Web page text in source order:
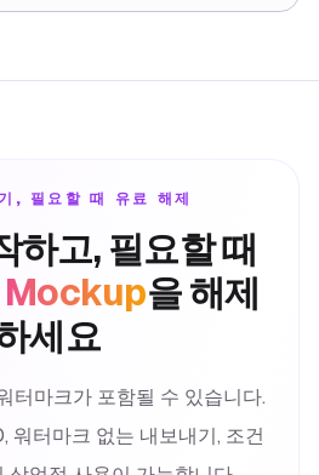
, 필요할 때 유료 해제
하고, 필요할 때
Mockup을 해제
세요
터마크가 포함될 수 있습니다.
워터마크 없는 내보내기, 조건